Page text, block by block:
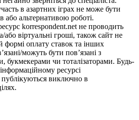
в азартних іграх не може бути
або альтернативою роботі.
korrespondent.net не проводить
або віртуальні гроші, також сайт не
формі оплату ставок та інших
можуть бути пов’язані з
букмекерами чи тоталізаторами. Будь-
ресурсі
виключно в